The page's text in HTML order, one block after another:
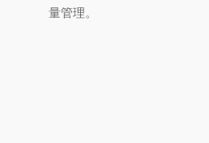
量管理。